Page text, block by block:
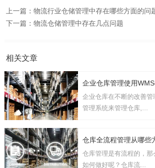
上一篇： 物流行业仓储管理中存在哪些方面的问
下一篇： 物流仓储管理中存在几点问题
相关文章
企业仓库在不断的改善
管理系统来管理仓库,...
仓库全流程管理从哪些
仓库管理是有流程的，
如何做好呢？仓库流...